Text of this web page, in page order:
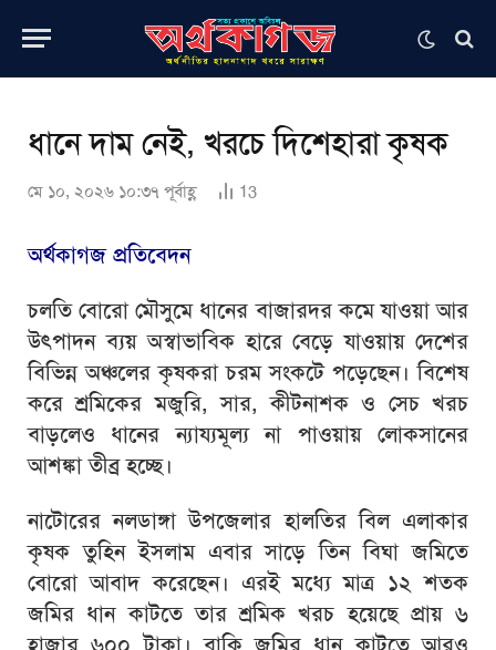
ধানে দাম নেই, খরচে দিশেহারা কৃষক
মে ১০, ২০২৬ ১০:৩৭ পূর্বাহ্ণ 13
অর্থকাগজ প্রতিবেদন
চলতি বোরো মৌসুমে ধানের বাজারদর কমে যাওয়া আর
উৎপাদন ব্যয় অস্বাভাবিক হারে বেড়ে যাওয়ায় দেশের
বিভিন্ন অঞ্চলের কৃষকরা চরম সংকটে পড়েছেন। বিশেষ
করে শ্রমিকের মজুরি, সার, কীটনাশক ও সেচ খরচ
বাড়লেও ধানের ন্যায্যমূল্য না পাওয়ায় লোকসানের
আশঙ্কা তীব্র হচ্ছে।
নাটোরের নলডাঙ্গা উপজেলার হালতির বিল এলাকার
কৃষক তুহিন ইসলাম এবার সাড়ে তিন বিঘা জমিতে
বোরো আবাদ করেছেন। এরই মধ্যে মাত্র ১২ শতক
জমির ধান কাটতে তার শ্রমিক খরচ হয়েছে প্রায় ৬